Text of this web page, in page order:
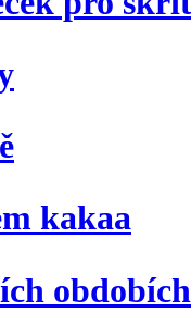
kakaa
obdobích